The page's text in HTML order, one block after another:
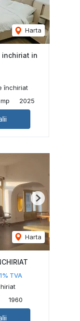
Harta
inchiriat in
închiriat
2025
Harta
Next
TVA
1960